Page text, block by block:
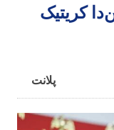
کریتیک
پلانت